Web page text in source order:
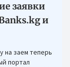
заявки
и
на заем теперь
портал